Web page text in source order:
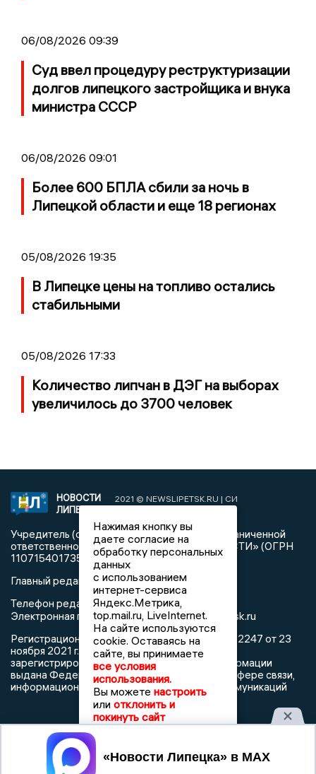
06/08/2026 09:39
Суд ввел процедуру реструктуризации
долгов липецкого застройщика и внука
министра СССР
06/08/2026 09:01
Более 600 БПЛА сбили за ночь в
Липецкой области и еще 18 регионах
05/08/2026 19:35
В Липецке цены на топливо остались
стабильными
05/08/2026 17:33
Количество липчан в ДЭГ на выборах
увеличилось до 3700 человек
НОВОСТИ
ЛИПЕЦКА
2021 © NEWSLIPETSK.RU | СИ
Учредитель (соучредители): Общество с ограниченной
ответственностью «РЕГИОНАЛЬНЫЕ НОВОСТИ» (ОГРН
1107154017354)
Главный редактор: Герцог Е.Г.
Телефон редакции: +7 903 699 9427
Электронная почта редакции:info@newslipetsk.ru
Регистрационный номер: серия Эл № ФС77-82247 от 23
ноября 2021 г. согласно выписке из реестра
зарегистрированных средств массовой информации
выдана Федеральной службой по надзору в сфере связи,
информационных технологий и массовых коммуникаций
Нажимая кнопку вы
даете согласие на
обработку персональных
данных
с использованием
интернет-сервиса
Яндекс.Метрика,
top.mail.ru, LiveInternet.
На сайте используются
cookie. Оставаясь на
сайте, вы принимаете
все условия
использования.
Вы можете настроить
или отклонить и
покинуть сайт
Принять